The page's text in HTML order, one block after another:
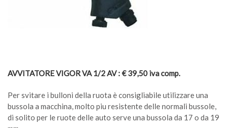
AVVITATORE VIGOR VA 1/2 AV : € 39,50 iva comp.
Per svitare i bulloni della ruota è consigliabile utilizzare una
bussola a macchina, molto piu resistente delle normali bussole,
di solito per le ruote delle auto serve una bussola da 17 o da 19